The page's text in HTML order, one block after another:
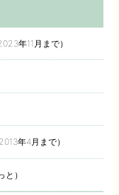
年11月まで）
年4月まで）
）